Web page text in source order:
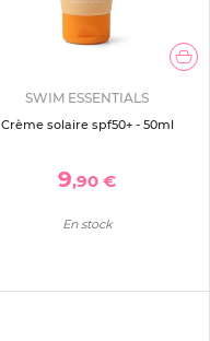
SWIM ESSENTIALS
Crème solaire spf50+ - 50ml
9,90 €
En stock